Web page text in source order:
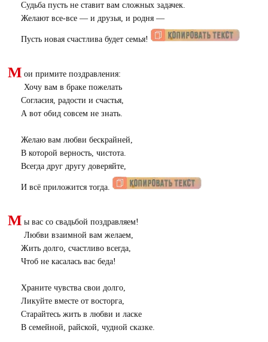
Судьба пусть не ставит вам сложных задачек.
Желают все-все — и друзья, и родня —
Пусть новая счастлива будет семья!
М ои примите поздравления:
Хочу вам в браке пожелать
Согласия, радости и счастья,
А вот обид совсем не знать.
Желаю вам любви бескрайней,
В которой верность, чистота.
Всегда друг другу доверяйте,
И всё приложится тогда.
М ы вас со свадьбой поздравляем!
Любви взаимной вам желаем,
Жить долго, счастливо всегда,
Чтоб не касалась вас беда!
Храните чувства свои долго,
Ликуйте вместе от восторга,
Старайтесь жить в любви и ласке
В семейной, райской, чудной сказке.